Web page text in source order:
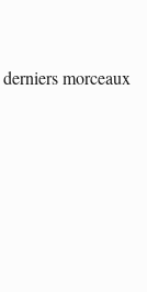
morceaux